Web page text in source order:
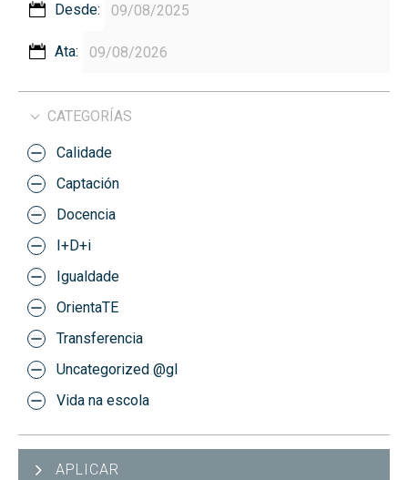
Desde:
Ata:
CATEGORÍAS
Calidade
Captación
Docencia
I+D+i
Igualdade
OrientaTE
Transferencia
Uncategorized @gl
Vida na escola
APLICAR